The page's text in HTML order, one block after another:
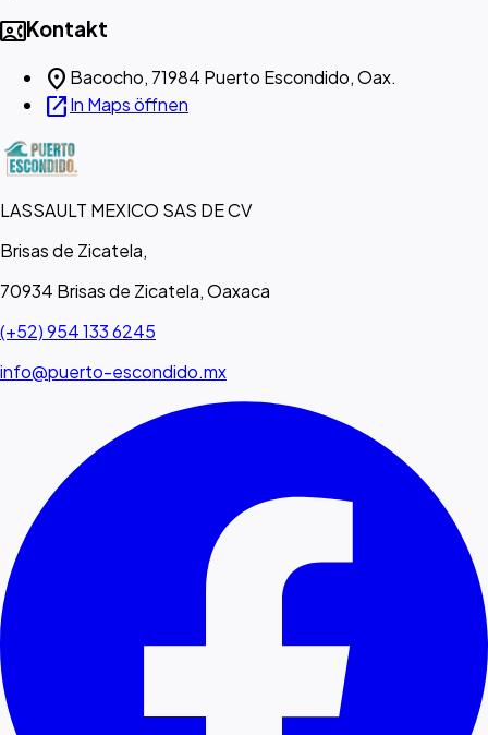
contact_phoneKontakt
location_on Bacocho, 71984 Puerto Escondido, Oax.
open_in_newIn Maps öffnen
LASSAULT MEXICO SAS DE CV
Brisas de Zicatela,
70934 Brisas de Zicatela, Oaxaca
(+52) 954 133 6245
info@puerto-escondido.mx